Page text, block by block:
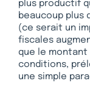
plus productif
beaucoup plus
(ce serait un
fiscales
que le montant
conditions,
une simple